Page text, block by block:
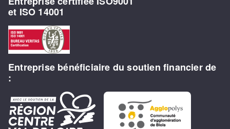
et ISO 14001
Entreprise bénéficiaire du soutien financier de
: